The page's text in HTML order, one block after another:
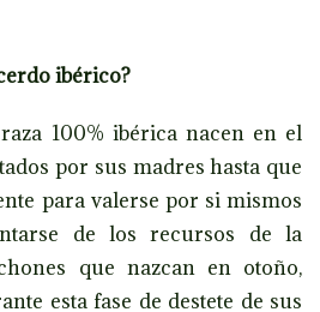
ibérico?
100% ibérica nacen en el
por sus madres hasta que
para valerse por si mismos
de los recursos de la
que nazcan en otoño,
esta fase de destete de sus